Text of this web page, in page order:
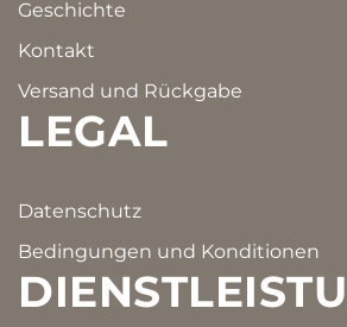
Geschichte
Kontakt
Versand und Rückgabe
LEGAL
Datenschutz
Bedingungen und Konditionen